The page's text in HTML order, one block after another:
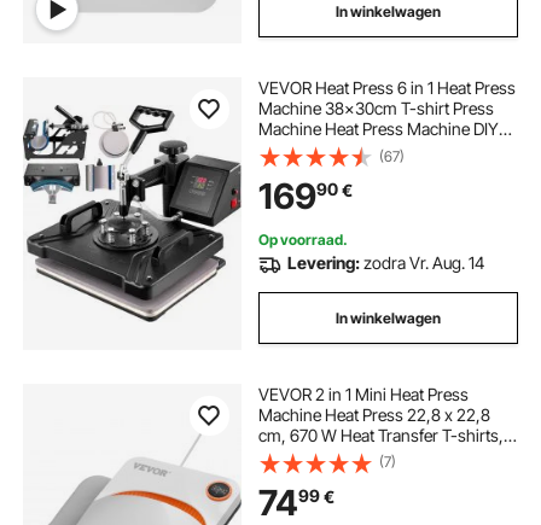
In winkelwagen
VEVOR Heat Press 6 in 1 Heat Press
Machine 38x30cm T-shirt Press
Machine Heat Press Machine DIY
Heat Press met digitale LED-
temperatuur- en tijdregelaar
(67)
16990€
Op voorraad.
Levering:zodra Vr. Aug. 14
In winkelwagen
VEVOR 2 in 1 Mini Heat Press
Machine Heat Press 22,8 x 22,8
cm, 670 W Heat Transfer T-shirts,
onderzetters, kussens, DIY Kleine
Heat Press Transfer Press Plotter
Drukpersen, Shirt Press Printing
(7)
7499€